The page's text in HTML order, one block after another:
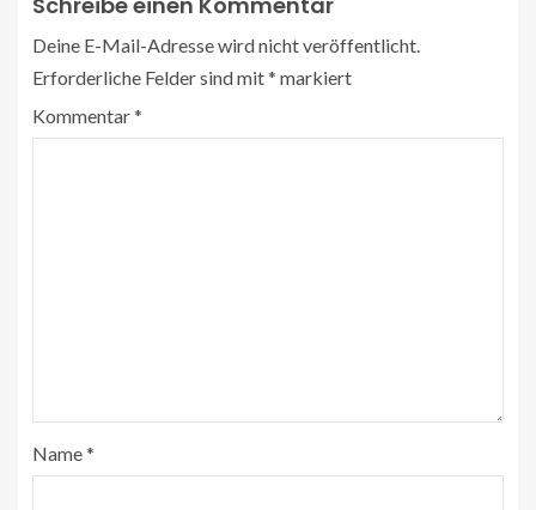
Deine E-Mail-Adresse wird nicht veröffentlicht.
Erforderliche Felder sind mit* markiert
Kommentar*
Name*